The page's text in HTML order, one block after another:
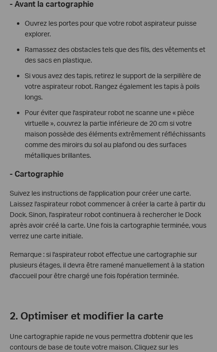
- Avant la cartographie
Ouvrez les portes pour que votre robot aspirateur puisse
explorer.
Ramassez des obstacles tels que des fils, des vêtements et
des sacs en plastique.
Si vous avez des tapis, retirez le support de la serpillère de
votre aspirateur robot. Rangez également les tapis à poils
longs.
Pour éviter que l'aspirateur robot ne scanne une « pièce
virtuelle », couvrez la partie inférieure de 20 cm si votre
maison possède des éléments extrêmement réfléchissants
comme des miroirs du sol au plafond ou des surfaces
métalliques brillantes.
- Cartographie
Suivez les instructions de l'application pour créer une carte.
Laissez l'aspirateur robot commencer à créer la carte à partir du
Dock. Sinon, l'aspirateur robot continuera à rechercher le Dock
après avoir créé la carte. Une fois la cartographie terminée, vous
verrez une carte initiale.
Remarque : si l'aspirateur robot effectue une cartographie sur
plusieurs étages, il devra être ramené manuellement à la station
d'accueil pour être chargé une fois l'opération terminée.
2. Optimiser et modifier la carte
Une cartographie rapide ne vous permettra d'obtenir que les
contours de base de toute votre maison. Cliquez sur les